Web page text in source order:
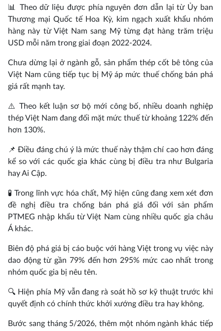
📊 Theo dữ liệu được phía nguyên đơn dẫn lại từ Ủy ban
Thương mại Quốc tế Hoa Kỳ, kim ngạch xuất khẩu nhóm
hàng này từ Việt Nam sang Mỹ từng đạt hàng trăm triệu
USD mỗi năm trong giai đoạn 2022-2024.
Chưa dừng lại ở ngành gỗ, sản phẩm thép cốt bê tông của
Việt Nam cũng tiếp tục bị Mỹ áp mức thuế chống bán phá
giá rất mạnh tay.
⚠️ Theo kết luận sơ bộ mới công bố, nhiều doanh nghiệp
thép Việt Nam đang đối mặt mức thuế từ khoảng 122% đến
hơn 130%.
📌 Điều đáng chú ý là mức thuế này thậm chí cao hơn đáng
kể so với các quốc gia khác cùng bị điều tra như Bulgaria
hay Ai Cập.
🧪 Trong lĩnh vực hóa chất, Mỹ hiện cũng đang xem xét đơn
đề nghị điều tra chống bán phá giá đối với sản phẩm
PTMEG nhập khẩu từ Việt Nam cùng nhiều quốc gia châu
Á khác.
Biên độ phá giá bị cáo buộc với hàng Việt trong vụ việc này
dao động từ gần 79% đến hơn 295% mức cao nhất trong
nhóm quốc gia bị nêu tên.
🔍 Hiện phía Mỹ vẫn đang rà soát hồ sơ kỹ thuật trước khi
quyết định có chính thức khởi xướng điều tra hay không.
Bước sang tháng 5/2026, thêm một nhóm ngành khác tiếp